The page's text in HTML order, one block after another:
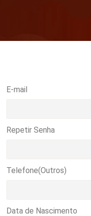
E-mail
Repetir Senha
Telefone(Outros)
Data de Nascimento